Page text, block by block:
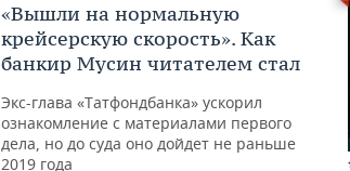
«Вышли на нормальную
крейсерскую скорость». Как
банкир Мусин читателем стал
Экс-глава «Татфондбанка» ускорил
ознакомление с материалами первого
дела, но до суда оно дойдет не раньше
2019 года